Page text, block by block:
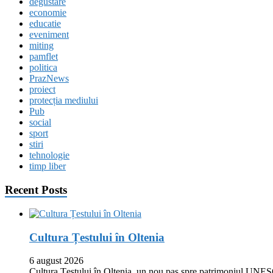
economie
educatie
eveniment
miting
pamflet
politica
PrazNews
proiect
protecția mediului
Pub
social
sport
stiri
tehnologie
timp liber
Recent Posts
Cultura Țestului în Oltenia
6 august 2026